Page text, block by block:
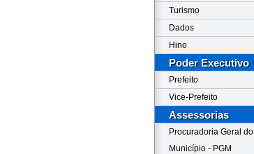
Turismo
Dados
Hino
Poder Executivo
Prefeito
Vice-Prefeito
Assessorias
Procuradoria Geral do
Município - PGM